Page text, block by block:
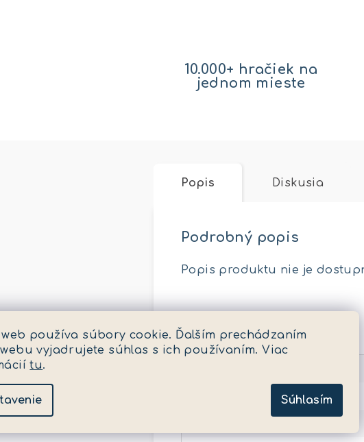
web používa súbory cookie. Ďalším prechádzaním
vyjadrujete súhlas s ich používaním. Viac
tu.
Súhlasím
10.000+ hračiek na
jednom mieste
Popis Diskusia
Podrobný popis
Popis produktu nie je
Dodatočné parametre